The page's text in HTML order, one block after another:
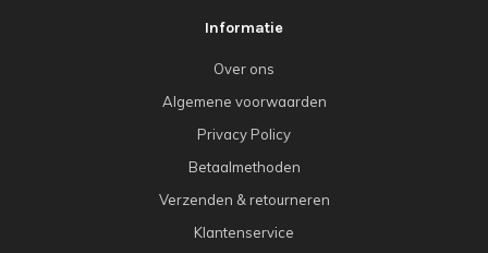
Informatie
Over ons
Algemene voorwaarden
Privacy Policy
Betaalmethoden
Verzenden & retourneren
Klantenservice